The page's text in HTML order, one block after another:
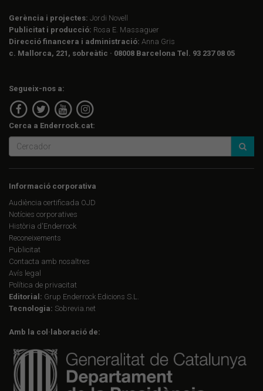
Gerència i projectes: Jordi Novell
Publicitat i producció: Rosa E. Massaguer
Direcció financera i administració: Anna Gris
c. Mallorca, 221, sobreàtic · 08008 Barcelona Tel. 93 237 08 05
Segueix-nos a:
Cerca a Enderrock.cat:
Informació corporativa
Audiència certificada OJD
Notícies corporatives
Història d'Enderrock
Reconeixements
Publicitat
Contacta amb nosaltres
Avís legal
Política de privacitat
Editorial: Grup Enderrock Edicions S.L.
Tecnologia: Sobrevia.net
Amb la col·laboració de: